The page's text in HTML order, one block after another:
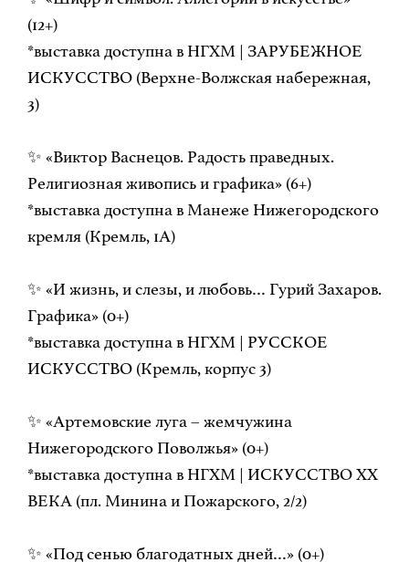
(12+)
*выставка доступна в НГХМ | ЗАРУБЕЖНОЕ
ИСКУССТВО (Верхне-Волжская набережная,
3)
✨ «Виктор Васнецов. Радость праведных.
Религиозная живопись и графика» (6+)
*выставка доступна в Манеже Нижегородского
кремля (Кремль, 1А)
✨ «И жизнь, и слезы, и любовь… Гурий Захаров.
Графика» (0+)
*выставка доступна в НГХМ | РУССКОЕ
ИСКУССТВО (Кремль, корпус 3)
✨ «Артемовские луга – жемчужина
Нижегородского Поволжья» (0+)
*выставка доступна в НГХМ | ИСКУССТВО ХХ
ВЕКА (пл. Минина и Пожарского, 2/2)
✨ «Под сенью благодатных дней…» (0+)